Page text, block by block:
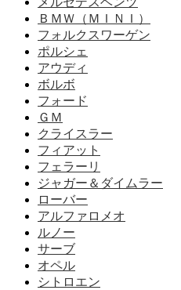
ＢＭＷ（ＭＩＮＩ）
フォルクスワーゲン
ポルシェ
アウディ
ボルボ
フォード
ＧＭ
クライスラー
フィアット
フェラーリ
ジャガー＆ダイムラー
ローバー
アルファロメオ
ルノー
サーブ
オペル
シトロエン